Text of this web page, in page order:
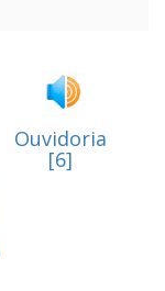
Ouvidoria
[6]